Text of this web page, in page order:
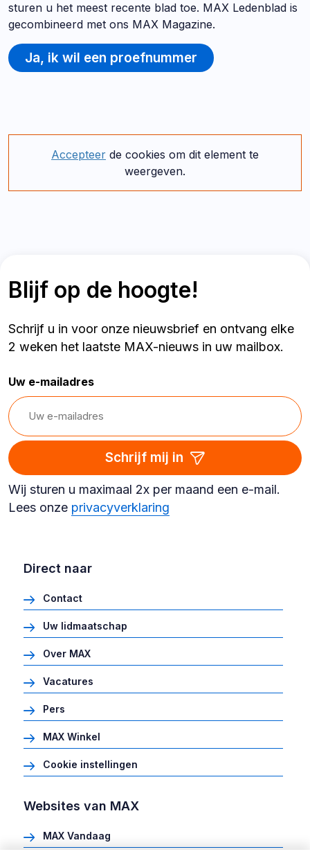
sturen u het meest recente blad toe. MAX Ledenblad is
gecombineerd met ons MAX Magazine.
Ja, ik wil een proefnummer
Accepteer de cookies om dit element te
weergeven.
Blijf op de hoogte!
Schrijf u in voor onze nieuwsbrief en ontvang elke
2 weken het laatste MAX-nieuws in uw mailbox.
Uw e-mailadres
Schrijf mij in
Wij sturen u maximaal 2x per maand een e-mail.
Lees onze privacyverklaring
Direct naar
Contact
Uw lidmaatschap
Over MAX
Vacatures
Pers
MAX Winkel
Cookie instellingen
Websites van MAX
MAX Vandaag